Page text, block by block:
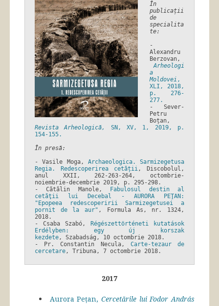
În
publicații
de
specialita
te:
-
Alexandru
Berzovan,
Arheologi
a
Moldovei ,
XLI, 2018,
p. 276-
- Sever-
Petru
Revista Arheologică, SN, XV, 1, 2019, p.
154-155.
În presă:
- Vasile Moga, Archaeologica. Sarmizegetusa
Regia. Redescoperirea cetății, Discobolul,
anul XXII, 262-263-264, octombrie-
noiembrie-decembrie 2019, p. 295-298.
- Cătălin Manole,
Fabulosul destin al
cetăţii lui Decebal - AURORA PEŢAN:
"Epopeea redescoperirii Sarmizegetusei a
pornit de la aur" , Formula As, nr. 1324,
2018.
- Csaba Szabó,
Régészettörténeti kutatások
Erdélyben: egy új korszak
kezdete, Szabadság, 10 octombrie 2018.
- Pr. Constantin Necula, Carte-tezaur de
cercetare, Tribuna, 7 octombrie 2018.
2017
Aurora Pețan,Cercetările lui Fodor András